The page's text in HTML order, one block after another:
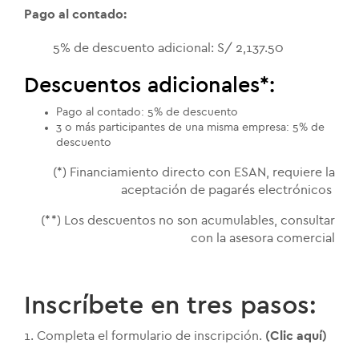
Pago al contado:
5% de descuento adicional: S/ 2,137.50
Descuentos adicionales*:
Pago al contado: 5% de descuento
3 o más participantes de una misma empresa: 5% de
descuento
(*) Financiamiento directo con ESAN, requiere la
aceptación de pagarés electrónicos
(**) Los descuentos no son acumulables, consultar
con la asesora comercial
Inscríbete en tres pasos:
1. Completa el formulario de inscripción. (Clic aquí)